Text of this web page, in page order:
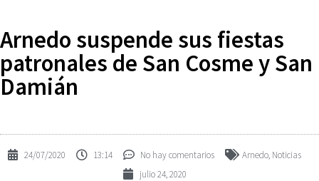
Arnedo suspende sus fiestas
patronales de San Cosme y San
Damián
24/07/2020 13:14 No hay comentarios Arnedo, Noticias
julio 24, 2020